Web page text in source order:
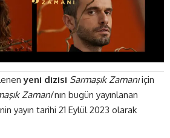
yeni dizisi Sarmaşık Zamanıiçin
Zamanı‘nın bugün yayınlanan
yayın tarihi 21 Eylül 2023 olarak